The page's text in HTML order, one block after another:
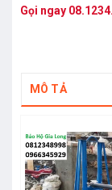
Gọi ngay
MÔ TẢ